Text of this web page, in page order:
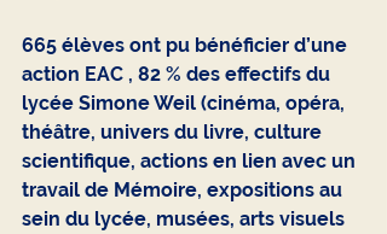
665 élèves ont pu bénéficier d’une
action EAC , 82 % des effectifs du
lycée Simone Weil (cinéma, opéra,
théâtre, univers du livre, culture
scientifique, actions en lien avec un
travail de Mémoire, expositions au
sein du lycée, musées, arts visuels